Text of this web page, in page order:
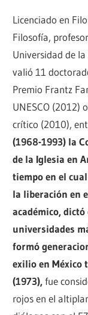
Licenciado en
Filosofía,
Universidad de
valió 11
Premio Frantz
UNESCO (2012)
crítico (2010),
(1968-1993) la
de la Iglesia en
tiempo en el
la liberación en
académico,
universidades
formó
exilio en México
(1973),fue
rojos en el